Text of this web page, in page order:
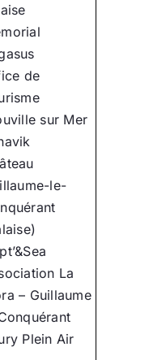
de
sur Mer
le-
La
– Guillaume
Plein Air